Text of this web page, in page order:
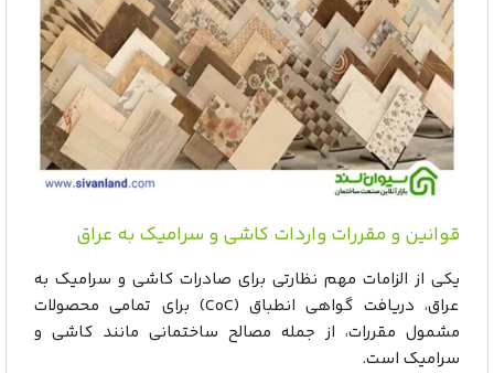
قوانین و مقررات واردات کاشی و سرامیک به عراق
یکی از الزامات مهم نظارتی برای صادرات کاشی و سرامیک به
عراق، دریافت گواهی انطباق (CoC) برای تمامی محصولات
مشمول مقررات، از جمله مصالح ساختمانی مانند کاشی و
سرامیک است.